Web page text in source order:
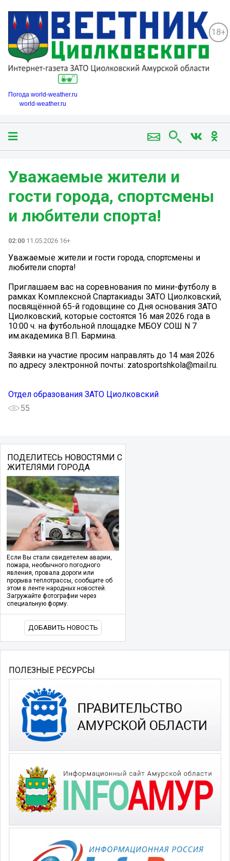
18+
Погода world-weather.ru
world-weather.ru
Уважаемые жители и
гости города, спортсмены
и любители спорта!
02:00 11.05.2026 16+
Уважаемые жители и гости города, спортсмены и
любители спорта!
Приглашаем вас на соревнования по мини-футболу в
рамках Комплексной Спартакиады ЗАТО Циолковский,
посвящённой 65-й годовщине со Дня основания ЗАТО
Циолковский, которые состоятся 16 мая 2026 года в
10:00 ч. на футбольной площадке МБОУ СОШ N 7
им.академика В.П. Бармина.
Заявки на участие просим направлять до 14 мая 2026
по адресу электронной почты: zatosportshkola@mail.ru.
Отдел образования ЗАТО Циолковский
55
ПОДЕЛИТЕСЬ НОВОСТЯМИ С
ЖИТЕЛЯМИ ГОРОДА
Если Вы стали свидетелем аварии,
пожара, необычного погодного
явления, провала дороги или
прорыва теплотрассы, сообщите об
этом в ленте народных новостей.
Загружайте фотографии через
специальную форму.
ДОБАВИТЬ НОВОСТЬ
ПОЛЕЗНЫЕ РЕСУРСЫ